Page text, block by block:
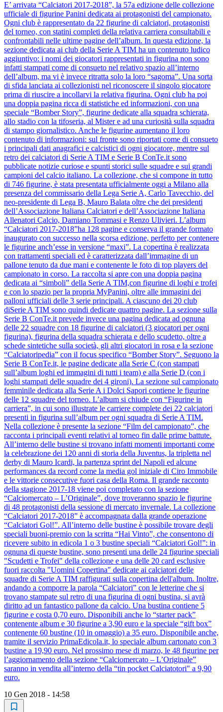
E’ arrivata “Calciatori 2017-2018”, la 57a edizione delle collezione
ufficiale di figurine Panini dedicata ai protagonisti del campionato.
Ogni club è rappresentato da 22 figurine di calciatori, protagonisti
del torneo, con statini completi della relativa carriera consultabili e
confrontabili nelle ultime pagine dell’album. In questa edizione, la
sezione dedicata ai club della Serie A TIM ha un contenuto ludico
aggiuntivo: i nomi dei giocatori rappresentati in figurina non sono
infatti stampati come di consueto nel relativo spazio all’interno
dell’album, ma vi è invece ritratta solo la loro “sagoma”. Una sorta
di sfida lanciata ai collezionisti nel riconoscere il singolo giocatore
prima di riuscire a incollarvi la relativa figurina. Ogni club ha poi
una doppia pagina ricca di statistiche ed informazioni, con una
speciale “Bomber Story”, figurine dedicate alla squadra schierata,
allo stadio con la tifoseria, al Mister e ad una curiosità sulla squadra
di stampo giornalistico. Anche le figurine aumentano il loro
contenuto di informazioni: sul fronte sono riportati come di consueto
i principali dati anagrafici e calcistici di ogni giocatore, mentre sul
retro dei calciatori di Serie A TIM e Serie B ConTe.it sono
pubblicate notizie curiose e spunti storici sulle squadre e sui grandi
campioni del calcio italiano. La collezione, che si compone in tutto
di 746 figurine, è stata presentata ufficialmente oggi a Milano alla
presenza del commissario della Lega Serie A, Carlo Tavecchio, del
neo-presidente di Lega B, Mauro Balata oltre che dei presidenti
dell’Associazione Italiana Calciatori e dell’Associazione Italiana
Allenatori Calcio, Damiano Tommasi e Renzo Ulivieri. L’album
“Calciatori 2017-2018”ha 128 pagine e conserva il grande formato
inaugurato con successo nella scorsa edizione, perfetto per contenere
le figurine anch’esse in versione “maxi”. La copertina è realizzata
con trattamenti speciali ed è caratterizzata dall’immagine di un
pallone tenuto da due mani e contenente le foto di top players del
campionato in corso. La raccolta si apre con una doppia pagina
dedicata ai “simboli” della Serie A TIM,con figurine di loghi e trofei
e con lo spazio per la propria MyPanini, oltre alle immagini dei
palloni ufficiali delle 3 serie principali. A ciascuno dei 20 club
diSerie A TIM sono quindi dedicate quattro pagine. La sezione sulla
Serie B ConTe.it prevede invece una pagina dedicata ad ognuna
delle 22 squadre con 18 figurine di calciatori (3 giocatori per ogni
figurina), figurina della squadra schierata e dello scudetto, oltre a
schede sintetiche sulla società, gli altri giocatori in rosa e la sezione
“Calciatoripedia” con il focus specifico “Bomber Story”. Seguono la
Serie B ConTe.it, le pagine dedicate alla Serie C (con stampati
sull’album loghi ed immagini di tutti i team) e alla Serie D (con i
loghi stampati delle squadre dei 4 gironi). La sezione sul campionato
femminile dedicata alla Serie A i Dolci Sapori contiene le figurine
delle 12 squadre del torneo. L’album si chiude con “Figurine in
carriera”, in cui sono illustrate le carriere complete dei 22 calciatori
presenti in figurina sull’album per ogni squadra di Serie A TIM.
Nella collezione è presente la sezione “Film del campionato”, che
racconta i principali eventi relativi al torneo fin dalle prime battute.
All’interno delle bustine si trovano infatti momenti importanti come
la celebrazione dei 120 anni di storia della Juventus, la tripletta nel
derby di Mauro Icardi, la partenza sprint del Napoli ed alcune
performances da record come la media gol iniziale di Ciro Immobile
e le vittorie consecutive fuori casa della Roma. Il grande racconto
della stagione 2017-18 viene poi completato con la sezione
“Calciomercato – L’Originale”, dove troveranno spazio le figurine
di 48 protagonisti della sessione di mercato invernale. La collezione
“Calciatori 2017-2018” è accompagnata dalla grande operazione
“Calciatori Gol!”. All’interno delle bustine è possibile trovare degli
speciali buoni-premio con la scritta “Hai Vinto”, che consentono di
ricevere subito in edicola 1 o 3 bustine speciali “Calciatori Gol!”: in
ognuna di queste bustine, sono presenti una delle 24 figurine speciali
"Scudetti e Trofei" della collezione e una delle 20 card esclusive
fuori raccolta "Uomini Copertina" dedicate ai calciatori delle
squadre di Serie A TIM raffigurati sulla copertina dell'album. Inoltre,
andando a comporre la parola “Calciatori” con le letterine che si
trovano stampate sul retro di una figurina di ogni bustina, si avrà
diritto ad un fantastico pallone da calcio. Una bustina contiene 5
figurine e costa 0,70 euro. Disponibili anche lo “starter pack”
contenente album e 30 figurine a 3,90 euro e la speciale “gift box”
contenente 60 bustine (10 in omaggio) a 35 euro. Disponibile anche,
tramite il servizio PrimaEdicola.it, lo speciale album cartonato con 3
bustine a 19,90 euro. Nel prossimo mese di marzo, le 48 figurine per
l’aggiornamento della sezione “Calciomercato – L’Originale”
saranno in vendita all’interno della “tin pocket Calciatotori" a 9,90
euro.
10 Gen 2018 - 14:58